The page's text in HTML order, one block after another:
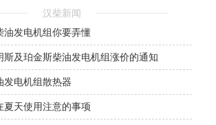
汉柴新闻
油发电机组你要弄懂
斯及珀金斯柴油发电机组涨价的通知
发电机组散热器
夏天使用注意的事项